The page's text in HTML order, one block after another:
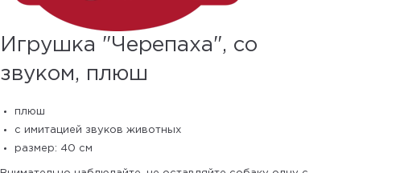
Игрушка "Черепаха", со
звуком, плюш
плюш
с имитацией звуков животных
размер: 40 см